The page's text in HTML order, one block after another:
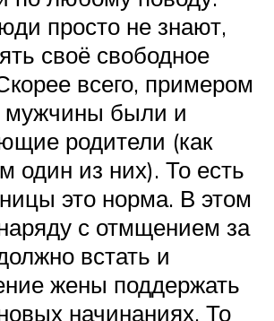
просто не знают,
своё свободное
всего, примером
мужчины были и
родители (как
один из них). То есть
это норма. В этом
с отмщением за
встать и
жены поддержать
начинаниях. То